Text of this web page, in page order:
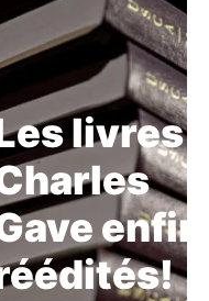
livres
enfin